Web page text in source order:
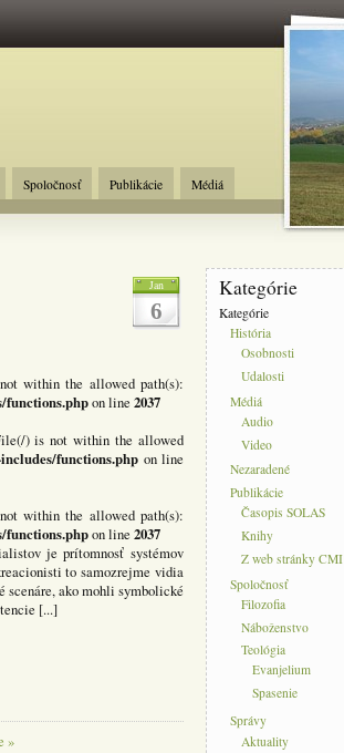
Spoločnosť Publikácie Médiá
Jan
6
within the allowed path(s):
functions.phpon line 2037
) is not within the allowed
functions.php on line
within the allowed path(s):
functions.phpon line 2037
je prítomnosť systémov
to samozrejme vidia
scenáre, ako mohli symbolické
[...]
»
Kategórie
Kategórie
História
Osobnosti
Udalosti
Médiá
Audio
Video
Nezaradené
Publikácie
Časopis SOLAS
Knihy
Z web stránky CMI
Spoločnosť
Filozofia
Náboženstvo
Teológia
Evanjelium
Spasenie
Správy
Aktuality